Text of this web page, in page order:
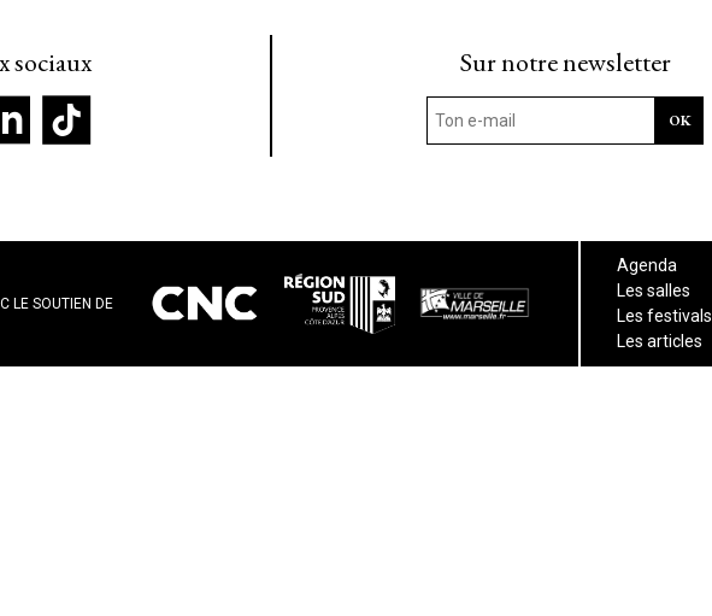
sociaux Sur notre newsletter
LE SOUTIEN DE
Agenda
Les salles
Les festivals
Les articles